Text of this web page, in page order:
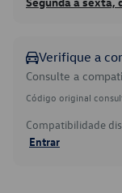
Verifique a
Consulte a
Código original
Compatibilidade
Entrar